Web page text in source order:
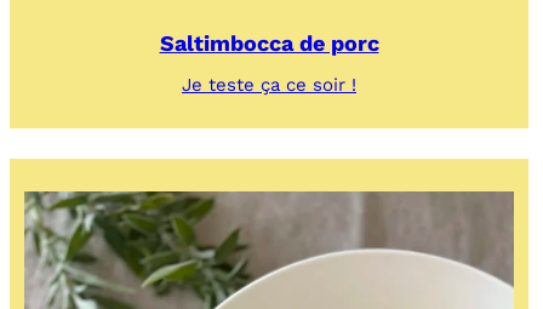
Saltimbocca de porc
Je teste ça ce soir !
de